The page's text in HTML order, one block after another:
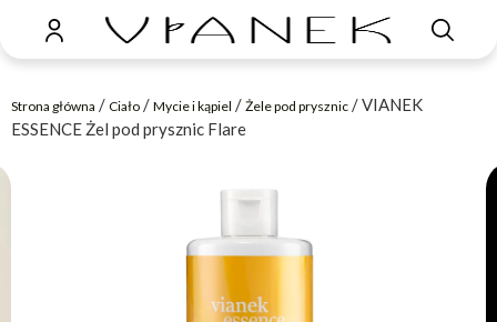
Strona główna / Ciało / Mycie i kąpiel / Żele pod prysznic / VIANEK
ESSENCE Żel pod prysznic Flare